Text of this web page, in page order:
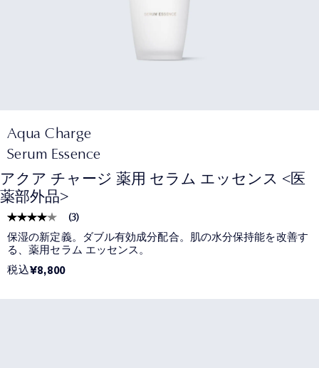
Aqua Charge
Serum Essence
アクア チャージ 薬用 セラム エッセンス <医
薬部外品>
(3)
保湿の新定義。ダブル有効成分配合。肌の水分保持能を改善す
る、薬用セラム エッセンス。
税込¥8,800